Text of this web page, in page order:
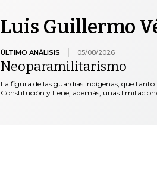
Luis Guillermo
ÚLTIMO ANÁLISIS 05/08/2026
Neoparamilitarismo
La figura de las guardias indígenas, que
Constitución y tiene, además, unas